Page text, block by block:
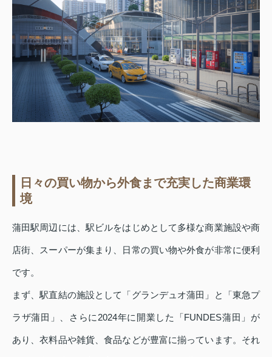
日々の買い物から外食まで充実した商業環
境
蒲田駅周辺には、駅ビルをはじめとして多様な商業施設や商
店街、スーパーが集まり、日常の買い物や外食が非常に便利
です。
まず、駅直結の施設として「グランデュオ蒲田」と「東急プ
ラザ蒲田」、さらに2024年に開業した「FUNDES蒲田」が
あり、衣料品や雑貨、食品などが豊富に揃っています。それ